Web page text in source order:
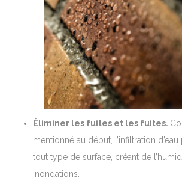
Éliminer les fuites et les fuites.
mentionné au début, l’infiltration
tout type de surface, créant de
inondations.